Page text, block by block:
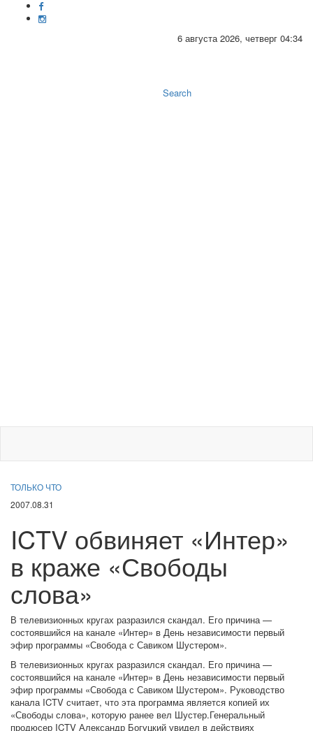
6 августа 2026, четверг 04:34
Search
ТОЛЬКО ЧТО
2007.08.31
ICTV обвиняет «Интер»
в краже «Свободы
слова»
В телевизионных кругах разразился скандал. Его причина —
состоявшийся на канале «Интер» в День независимости первый
эфир программы «Свобода с Савиком Шустером».
В телевизионных кругах разразился скандал. Его причина —
состоявшийся на канале «Интер» в День независимости первый
эфир программы «Свобода с Савиком Шустером». Руководство
канала ICTV считает, что эта программа является копией их
«Свободы слова», которую ранее вел Шустер.Генеральный
продюсер ICTV Александр Богуцкий увидел в действиях